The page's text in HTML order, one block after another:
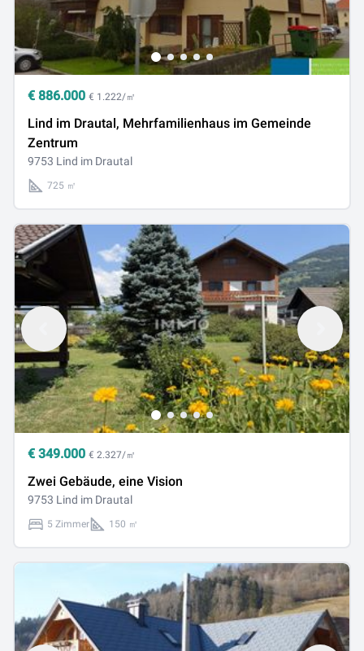
€ 886.000 € 1.222/㎡
Lind im Drautal, Mehrfamilienhaus im Gemeinde
Zentrum
9753 Lind im Drautal
725 ㎡
€ 349.000 € 2.327/㎡
Zwei Gebäude, eine Vision
9753 Lind im Drautal
5 Zimmer 150 ㎡